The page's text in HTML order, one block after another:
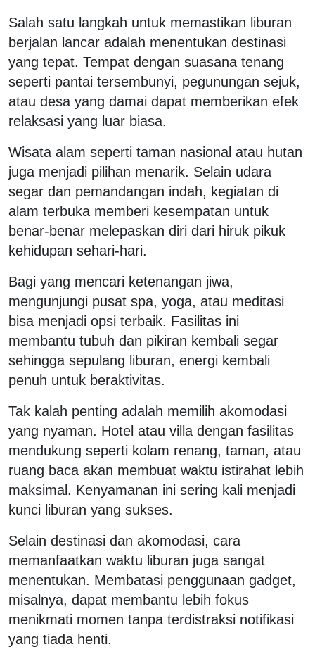
Salah satu langkah untuk memastikan liburan
berjalan lancar adalah menentukan destinasi
yang tepat. Tempat dengan suasana tenang
seperti pantai tersembunyi, pegunungan sejuk,
atau desa yang damai dapat memberikan efek
relaksasi yang luar biasa.
Wisata alam seperti taman nasional atau hutan
juga menjadi pilihan menarik. Selain udara
segar dan pemandangan indah, kegiatan di
alam terbuka memberi kesempatan untuk
benar-benar melepaskan diri dari hiruk pikuk
kehidupan sehari-hari.
Bagi yang mencari ketenangan jiwa,
mengunjungi pusat spa, yoga, atau meditasi
bisa menjadi opsi terbaik. Fasilitas ini
membantu tubuh dan pikiran kembali segar
sehingga sepulang liburan, energi kembali
penuh untuk beraktivitas.
Tak kalah penting adalah memilih akomodasi
yang nyaman. Hotel atau villa dengan fasilitas
mendukung seperti kolam renang, taman, atau
ruang baca akan membuat waktu istirahat lebih
maksimal. Kenyamanan ini sering kali menjadi
kunci liburan yang sukses.
Selain destinasi dan akomodasi, cara
memanfaatkan waktu liburan juga sangat
menentukan. Membatasi penggunaan gadget,
misalnya, dapat membantu lebih fokus
menikmati momen tanpa terdistraksi notifikasi
yang tiada henti.